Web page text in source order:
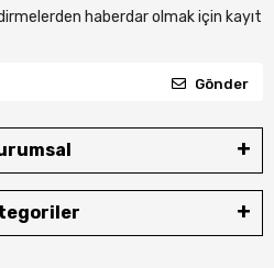
haberdar olmak için kayıt
Gönder